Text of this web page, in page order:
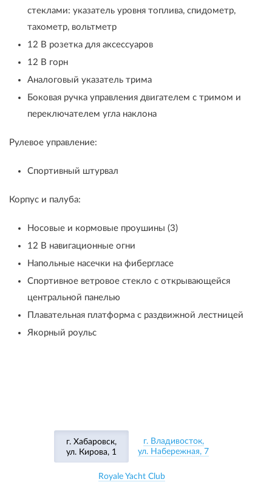
стеклами: указатель уровня топлива, спидометр,
тахометр, вольтметр
12 В розетка для аксессуаров
12 В горн
Аналоговый указатель трима
Боковая ручка управления двигателем с тримом и
переключателем угла наклона
Рулевое управление:
Спортивный штурвал
Корпус и палуба:
Носовые и кормовые проушины (3)
12 В навигационные огни
Напольные насечки на фибергласе
Спортивное ветровое стекло с открывающейся
центральной панелью
Плавательная платформа с раздвижной лестницей
Якорный роульс
г. Хабаровск,
ул. Кирова, 1
г. Владивосток,
ул. Набережная, 7
Royale Yacht Club